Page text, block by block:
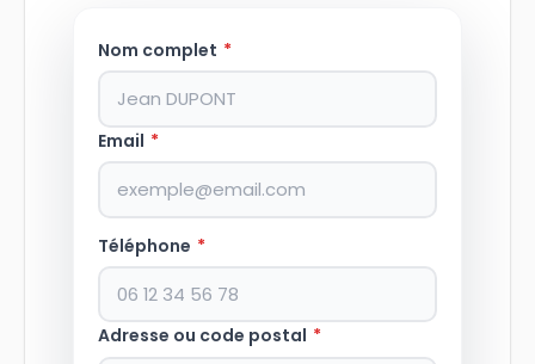
Nom complet *
Email *
Téléphone *
Adresse ou code postal *